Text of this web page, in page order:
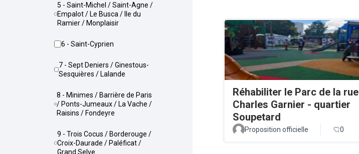
5 - Saint-Michel / Saint-Agne /
Empalot / Le Busca / Ile du
Ramier / Monplaisir
6 - Saint-Cyprien
7 - Sept Deniers / Ginestous-
Sesquières / Lalande
8 - Minimes / Barrière de Paris
/ Ponts-Jumeaux / La Vache /
Raisins / Fondeyre
9 - Trois Cocus / Borderouge /
Croix-Daurade / Paléficat /
Grand Selve
Réhabiliter le Parc de la rue
Charles Garnier - quartier
Soupetard
Proposition officielle 0